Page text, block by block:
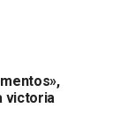
victoria